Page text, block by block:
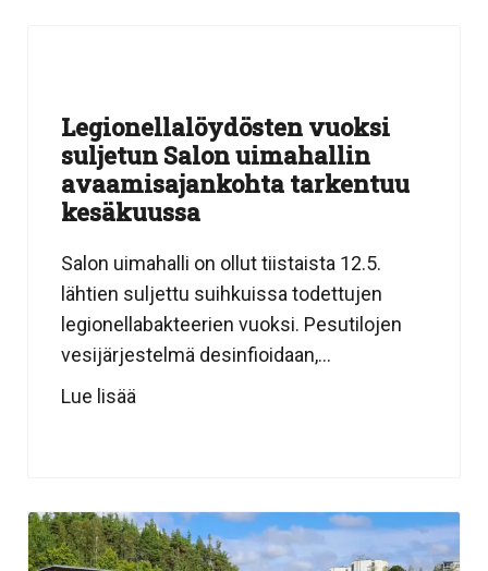
Legionellalöydösten vuoksi
suljetun Salon uimahallin
avaamisajankohta tarkentuu
kesäkuussa
Salon uimahalli on ollut tiistaista 12.5.
lähtien suljettu suihkuissa todettujen
legionellabakteerien vuoksi. Pesutilojen
vesijärjestelmä desinfioidaan,...
Lue lisää